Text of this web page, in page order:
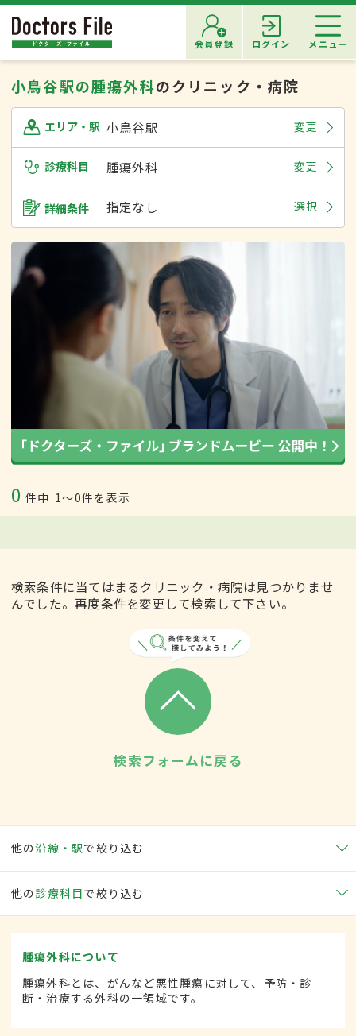
会員登録 ログイン メニュー
小鳥谷駅の腫瘍外科のクリニック・病院
エリア・駅 小鳥谷駅 変更
診療科目 腫瘍外科 変更
詳細条件 指定なし 選択
0 件中 1〜0件を表示
検索条件に当てはまるクリニック・病院は見つかりませ
んでした。再度条件を変更して検索して下さい。
検索フォームに戻る
他の沿線・駅で絞り込む
他の 診療科目で絞り込む
腫瘍外科について
腫瘍外科とは、がんなど悪性腫瘍に対して、予防・診
断・治療する外科の一領域です。